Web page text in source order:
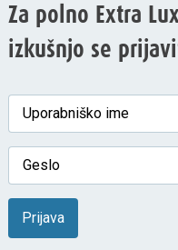
Za polno Extra
izkušnjo se
Prijava